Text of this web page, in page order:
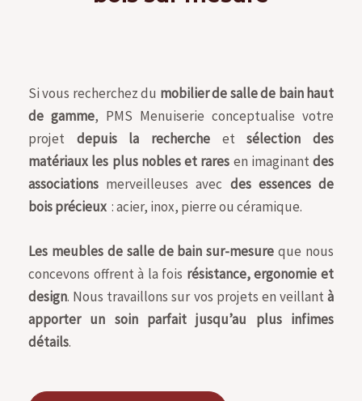
Si vous recherchez du mobilier de salle de bain haut
de gamme, PMS Menuiserie conceptualise votre
projet depuis la recherche etsélection des
matériaux les plus nobles et rares en imaginant des
associations merveilleuses avec des essences de
bois précieux : acier, inox, pierre ou céramique.
Les meubles de salle de bain sur-mesure que nous
concevons offrent à la fois résistance, ergonomie et
design. Nous travaillons sur vos projets en veillant à
apporter un soin parfait jusqu’au plus infimes
détails.